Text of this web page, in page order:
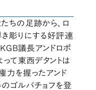
ちの足跡から、ロ
彫りにする好評連
議長アンドロポ
て東西デタントは
力を握ったアンド
ゴルバチョフを登